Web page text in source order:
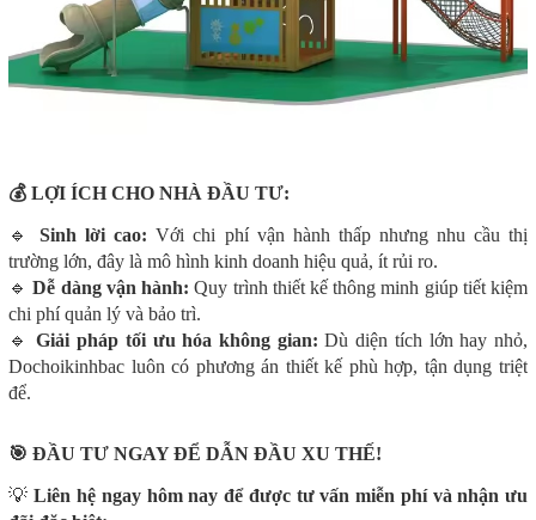
💰 LỢI ÍCH CHO NHÀ ĐẦU TƯ:
🔹Sinh lời cao: Với chi phí vận hành thấp nhưng nhu cầu thị
trường lớn, đây là mô hình kinh doanh hiệu quả, ít rủi ro.
🔹Dễ dàng vận hành: Quy trình thiết kế thông minh giúp tiết kiệm
chi phí quản lý và bảo trì.
🔹Giải pháp tối ưu hóa không gian: Dù diện tích lớn hay nhỏ,
Dochoikinhbac luôn có phương án thiết kế phù hợp, tận dụng triệt
để.
🎯 ĐẦU TƯ NGAY ĐỂ DẪN ĐẦU XU THẾ!
💡Liên hệ ngay hôm nay để được tư vấn miễn phí và nhận ưu